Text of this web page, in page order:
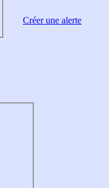
Créer une alerte